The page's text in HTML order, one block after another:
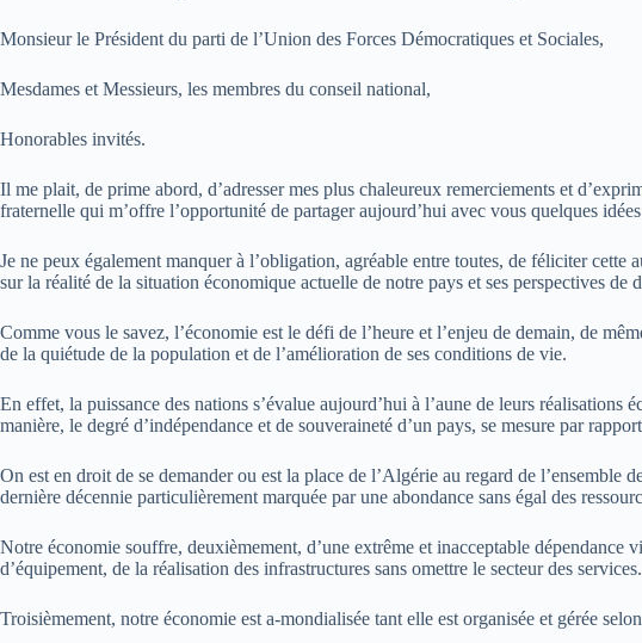
Monsieur le Président du parti de l’Union des Forces Démocratiques et Sociales,
Mesdames et Messieurs, les membres du conseil national,
Honorables invités.
Il me plait, de prime abord, d’adresser mes plus chaleureux remerciements et
fraternelle qui m’offre l’opportunité de partager aujourd’hui avec vous quelques
Je ne peux également manquer à l’obligation, agréable entre toutes, de féliciter
sur la réalité de la situation économique actuelle de notre pays et ses perspectives de
Comme vous le savez, l’économie est le défi de l’heure et l’enjeu de demain, de
de la quiétude de la population et de l’amélioration de ses conditions de vie.
En effet, la puissance des nations s’évalue aujourd’hui à l’aune de leurs
manière, le degré d’indépendance et de souveraineté d’un pays, se mesure par
On est en droit de se demander ou est la place de l’Algérie au regard de l’ensemble
dernière décennie particulièrement marquée par une abondance sans égal des
Notre économie souffre, deuxièmement, d’une extrême et inacceptable dépendance
d’équipement, de la réalisation des infrastructures sans omettre le secteur des services.
Troisièmement, notre économie est a-mondialisée tant elle est organisée et gérée